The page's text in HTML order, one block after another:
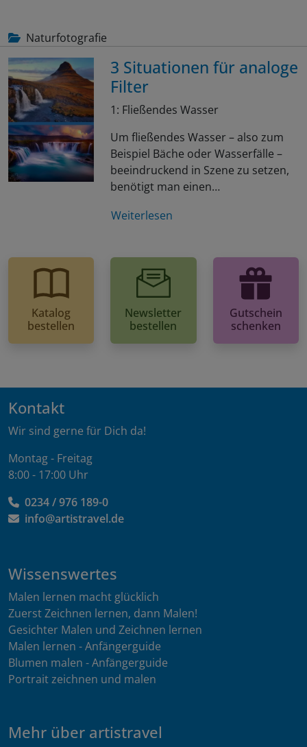
Naturfotografie
3 Situationen für analoge
Filter
1: Fließendes Wasser
Um fließendes Wasser – also zum
Beispiel Bäche oder Wasserfälle –
beeindruckend in Szene zu setzen,
benötigt man einen…
Weiterlesen
Katalog
bestellen
Newsletter
bestellen
Gutschein
schenken
Kontakt
Wir sind gerne für Dich da!
Montag - Freitag
8:00 - 17:00 Uhr
0234 / 976 189-0
info@artistravel.de
Wissenswertes
Malen lernen macht glücklich
Zuerst Zeichnen lernen, dann Malen!
Gesichter Malen und Zeichnen lernen
Malen lernen - Anfängerguide
Blumen malen - Anfängerguide
Portrait zeichnen und malen
Mehr über artistravel